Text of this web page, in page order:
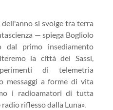
si svolge tra terra
— spiega Bogliolo
primo insediamento
la città dei Sassi,
di telemetria
messaggi a forme di vita
i radioamatori di tutta
riflesso dalla Luna».